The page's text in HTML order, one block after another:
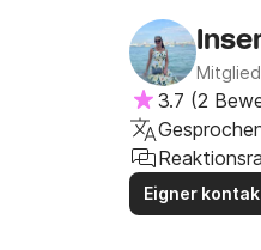
3.7 (2
Eigner